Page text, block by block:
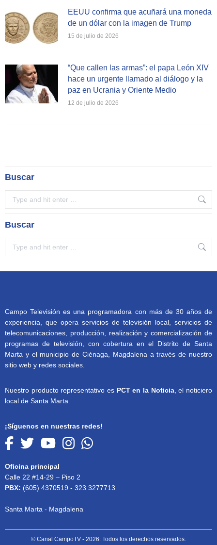
EEUU confirma que acuñará una moneda
de un dólar con la imagen de Trump
15 de julio de 2026
“Que callen las armas”: el papa León XIV
hace un urgente llamado al diálogo y la
paz en Ucrania y Oriente Medio
12 de julio de 2026
Buscar
Buscar
Campo Televisión es una programadora con más de 30 años de
experiencia, que opera servicios de televisión local, servicios de
telecomunicaciones, producción, realización y comercialización de
programas de televisión, con cobertura en el Distrito de Santa
Marta y el municipio de Ciénaga, Magdalena a través de nuestro
sitio web y redes sociales.
Nuestro producto representativo es PCT en la Noticia, el noticiero
local de Santa Marta.
¡Síguenos en nuestras redes!
Oficina principal
Calle 22 #14-29 – Piso 2
PBX: (605) 4370519 - 323 3277713
Santa Marta - Magdalena
© Canal CampoTV - 2026. Todos los derechos reservados.